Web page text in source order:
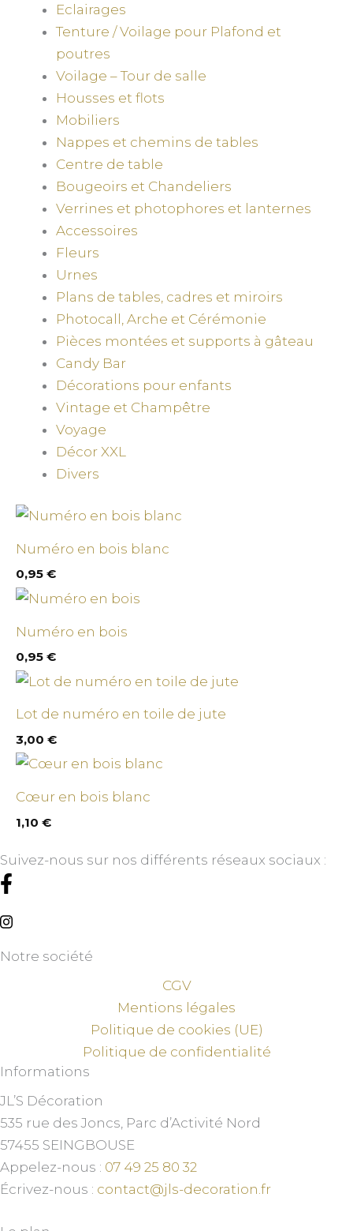
Eclairages
Tenture / Voilage pour Plafond et
poutres
Voilage – Tour de salle
Housses et flots
Mobiliers
Nappes et chemins de tables
Centre de table
Bougeoirs et Chandeliers
Verrines et photophores et lanternes
Accessoires
Fleurs
Urnes
Plans de tables, cadres et miroirs
Photocall, Arche et Cérémonie
Pièces montées et supports à gâteau
Candy Bar
Décorations pour enfants
Vintage et Champêtre
Voyage
Décor XXL
Divers
Numéro en bois blanc
0,95 €
Numéro en bois
0,95 €
Lot de numéro en toile de jute
3,00 €
Cœur en bois blanc
1,10 €
Suivez-nous sur nos différents réseaux sociaux :
Notre société
CGV
Mentions légales
Politique de cookies (UE)
Politique de confidentialité
Informations
JL’S Décoration
535 rue des Joncs, Parc d’Activité Nord
57455 SEINGBOUSE
Appelez-nous : 07 49 25 80 32
Écrivez-nous : contact@jls-decoration.fr